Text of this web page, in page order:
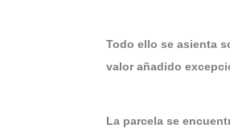
Todo ello se asienta
valor añadido
La parcela se